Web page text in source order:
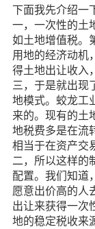
下面我先介绍一
一，一次性的土
如土地增值税。
用地的经济动机
得土地出让收入
三，于是就出现
地模式。蛟龙工
来的。现有的土
地税费多是在流
相当于在资产交
二，所以这样的
配置。我们知道
愿意出价高的人
出让来获得一次
地的稳定税收来